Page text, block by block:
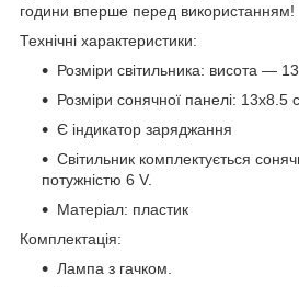
години вперше перед використанням!
Технічні характеристики:
Розміри світильника: висота —
Розміри сонячної панелі: 13х8.5
Є індикатор заряджання
Світильник комплектується
потужністю 6 V.
Матеріал: пластик
Комплектація:
Лампа з гачком.